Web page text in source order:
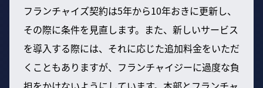
フランチャイズ契約は5年から10年おきに更新し、
その際に条件を見直します。また、新しいサービス
を導入する際には、それに応じた追加料金をいただ
くこともありますが、フランチャイジーに過度な負